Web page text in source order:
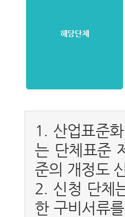
1. 산업표준
는 단체표준
준의 개정도
2. 신청 단체
한 구비서류